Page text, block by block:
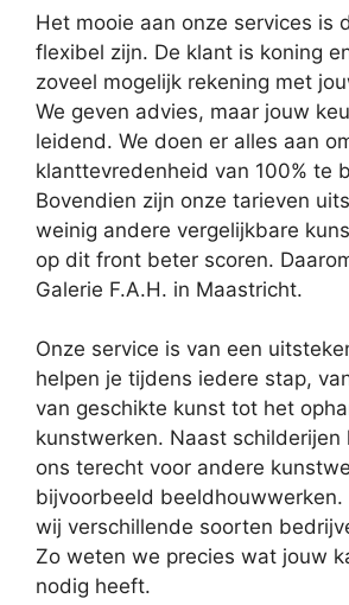
Het mooie aan onze services is
flexibel zijn. De klant is koning
zoveel mogelijk rekening met
We geven advies, maar jouw
leidend. We doen er alles aan
klanttevredenheid van 100% te
Bovendien zijn onze tarieven
weinig andere vergelijkbare
op dit front beter scoren.
Galerie F.A.H. in Maastricht.
Onze service is van een
helpen je tijdens iedere stap,
van geschikte kunst tot het
kunstwerken. Naast schilderijen
ons terecht voor andere
bijvoorbeeld
wij verschillende soorten
Zo weten we precies wat jouw
nodig heeft.